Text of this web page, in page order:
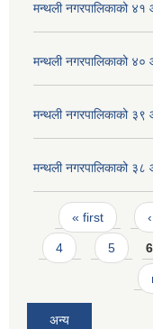
मन्थली नगरपालिकाको ४१
मन्थली नगरपालिकाको ४०
मन्थली नगरपालिकाको ३९
मन्थली नगरपालिकाको ३८
Pages
« first
4 5 6
अन्य